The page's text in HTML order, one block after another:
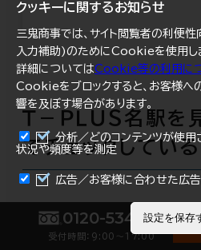
Ｔ－ＰＬＵＳ名駅
てチェックしてい
0120-534-011
受付時間：9:00〜17:00
オ
クッキーに関するお知らせ
三鬼商事では、サイト閲覧者の利便性
入力補助)のためにCookieを使用し
詳細についてはCookie等の利用に
Cookieをブロックすると、お客様へ
響を及ぼす場合があります。
分析／どのコンテンツが使用
状況や頻度等を測定
広告／お客様に合わせた広告
設定を保存